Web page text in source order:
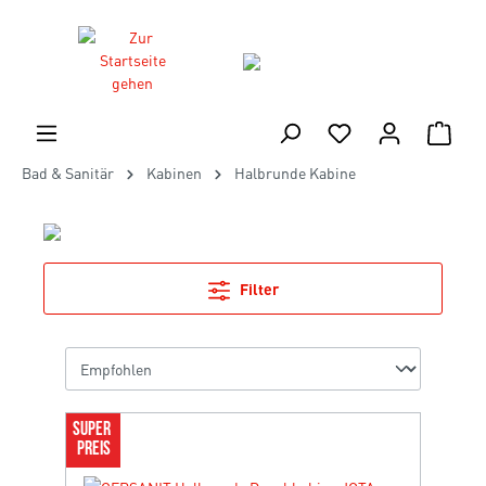
Bad & Sanitär Kabinen Halbrunde Kabine
Filter
SUPER
PREIS